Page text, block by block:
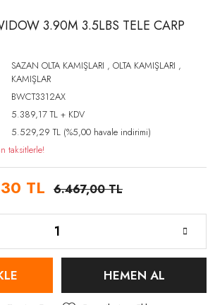
3.90M 3.5LBS TELE CARP
SAZAN OLTA KAMIŞLARI ,OLTA KAMIŞLARI ,
KAMIŞLAR
BWCT3312AX
5.389,17 TL + KDV
5.529,29 TL (%5,00 havale indirimi)
taksitlerle!
TL 6.467,00 TL
HEMEN AL